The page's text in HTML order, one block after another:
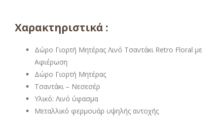
Χαρακτηριστικά :
Δώρο Γιορτή Μητέρας Λινό Τσαντάκι Retro Floral με
Αφιέρωση
Δώρο Γιορτή Μητέρας
Τσαντάκι – Νεσεσέρ
Υλικό: Λινό ύφασμα
Μεταλλικό φερμουάρ υψηλής αντοχής